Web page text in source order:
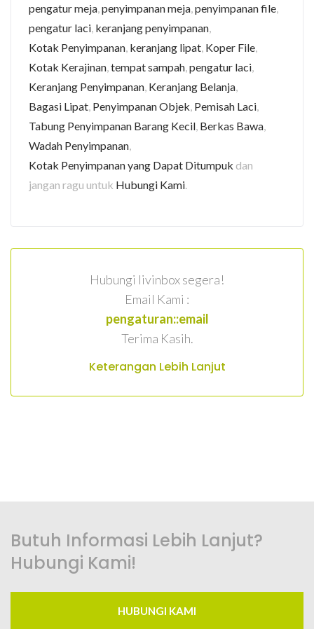
pengatur meja,penyimpanan meja,penyimpanan file,
pengatur laci, keranjang penyimpanan,
Kotak Penyimpanan, keranjang lipat, Koper File,
Kotak Kerajinan,tempat sampah,pengatur laci,
Keranjang Penyimpanan, Keranjang Belanja,
Bagasi Lipat, Penyimpanan Objek, Pemisah Laci,
Tabung Penyimpanan Barang Kecil, Berkas Bawa,
Wadah Penyimpanan,
Kotak Penyimpanan yang Dapat Ditumpuk dan
jangan ragu untuk Hubungi Kami.
Hubungi livinbox segera!
Email Kami :
pengaturan::email
Terima Kasih.
Keterangan Lebih Lanjut
Butuh Informasi Lebih Lanjut?
Hubungi Kami!
HUBUNGI KAMI